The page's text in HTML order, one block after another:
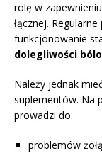
rolę w zapewnieniu
łącznej.
funkcjonowanie
dolegliwości
Należy jednak
suplementów. Na
prowadzi do:
problemów